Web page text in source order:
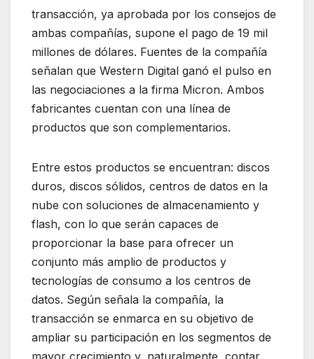
transacción, ya aprobada por los consejos de
ambas compañías, supone el pago de 19 mil
millones de dólares. Fuentes de la compañía
señalan que Western Digital ganó el pulso en
las negociaciones a la firma Micron. Ambos
fabricantes cuentan con una línea de
productos que son complementarios.
Entre estos productos se encuentran: discos
duros, discos sólidos, centros de datos en la
nube con soluciones de almacenamiento y
flash, con lo que serán capaces de
proporcionar la base para ofrecer un
conjunto más amplio de productos y
tecnologías de consumo a los centros de
datos. Según señala la compañía, la
transacción se enmarca en su objetivo de
ampliar su participación en los segmentos de